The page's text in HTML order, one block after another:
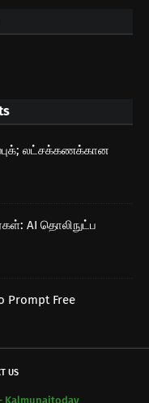
லட்சக்கணக்கான
AI தொலிநுட்ப
Prompt Free
US
Kalmunaitoday